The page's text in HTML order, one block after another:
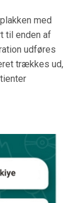
med
til enden af
udføres
trækkes ud,